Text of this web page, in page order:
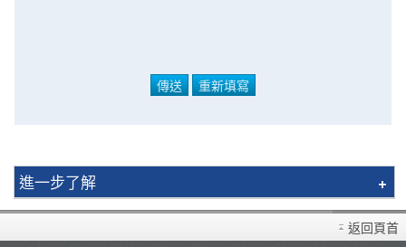
進一步了解
買賣衍生產品須知
開設戶口
返回頁首